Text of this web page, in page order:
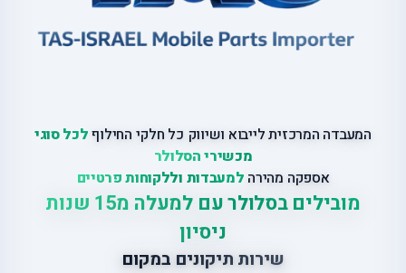
המעבדה המרכזית לייבוא ושיווק כל חלקי החילוףלכל סוגי
מכשירי הסלולר
אספקה מהירה למעבדות וללקוחות פרטיים
מובילים בסלולר עם למעלה מ15 שנות
ניסיון
שירות תיקונים במקום